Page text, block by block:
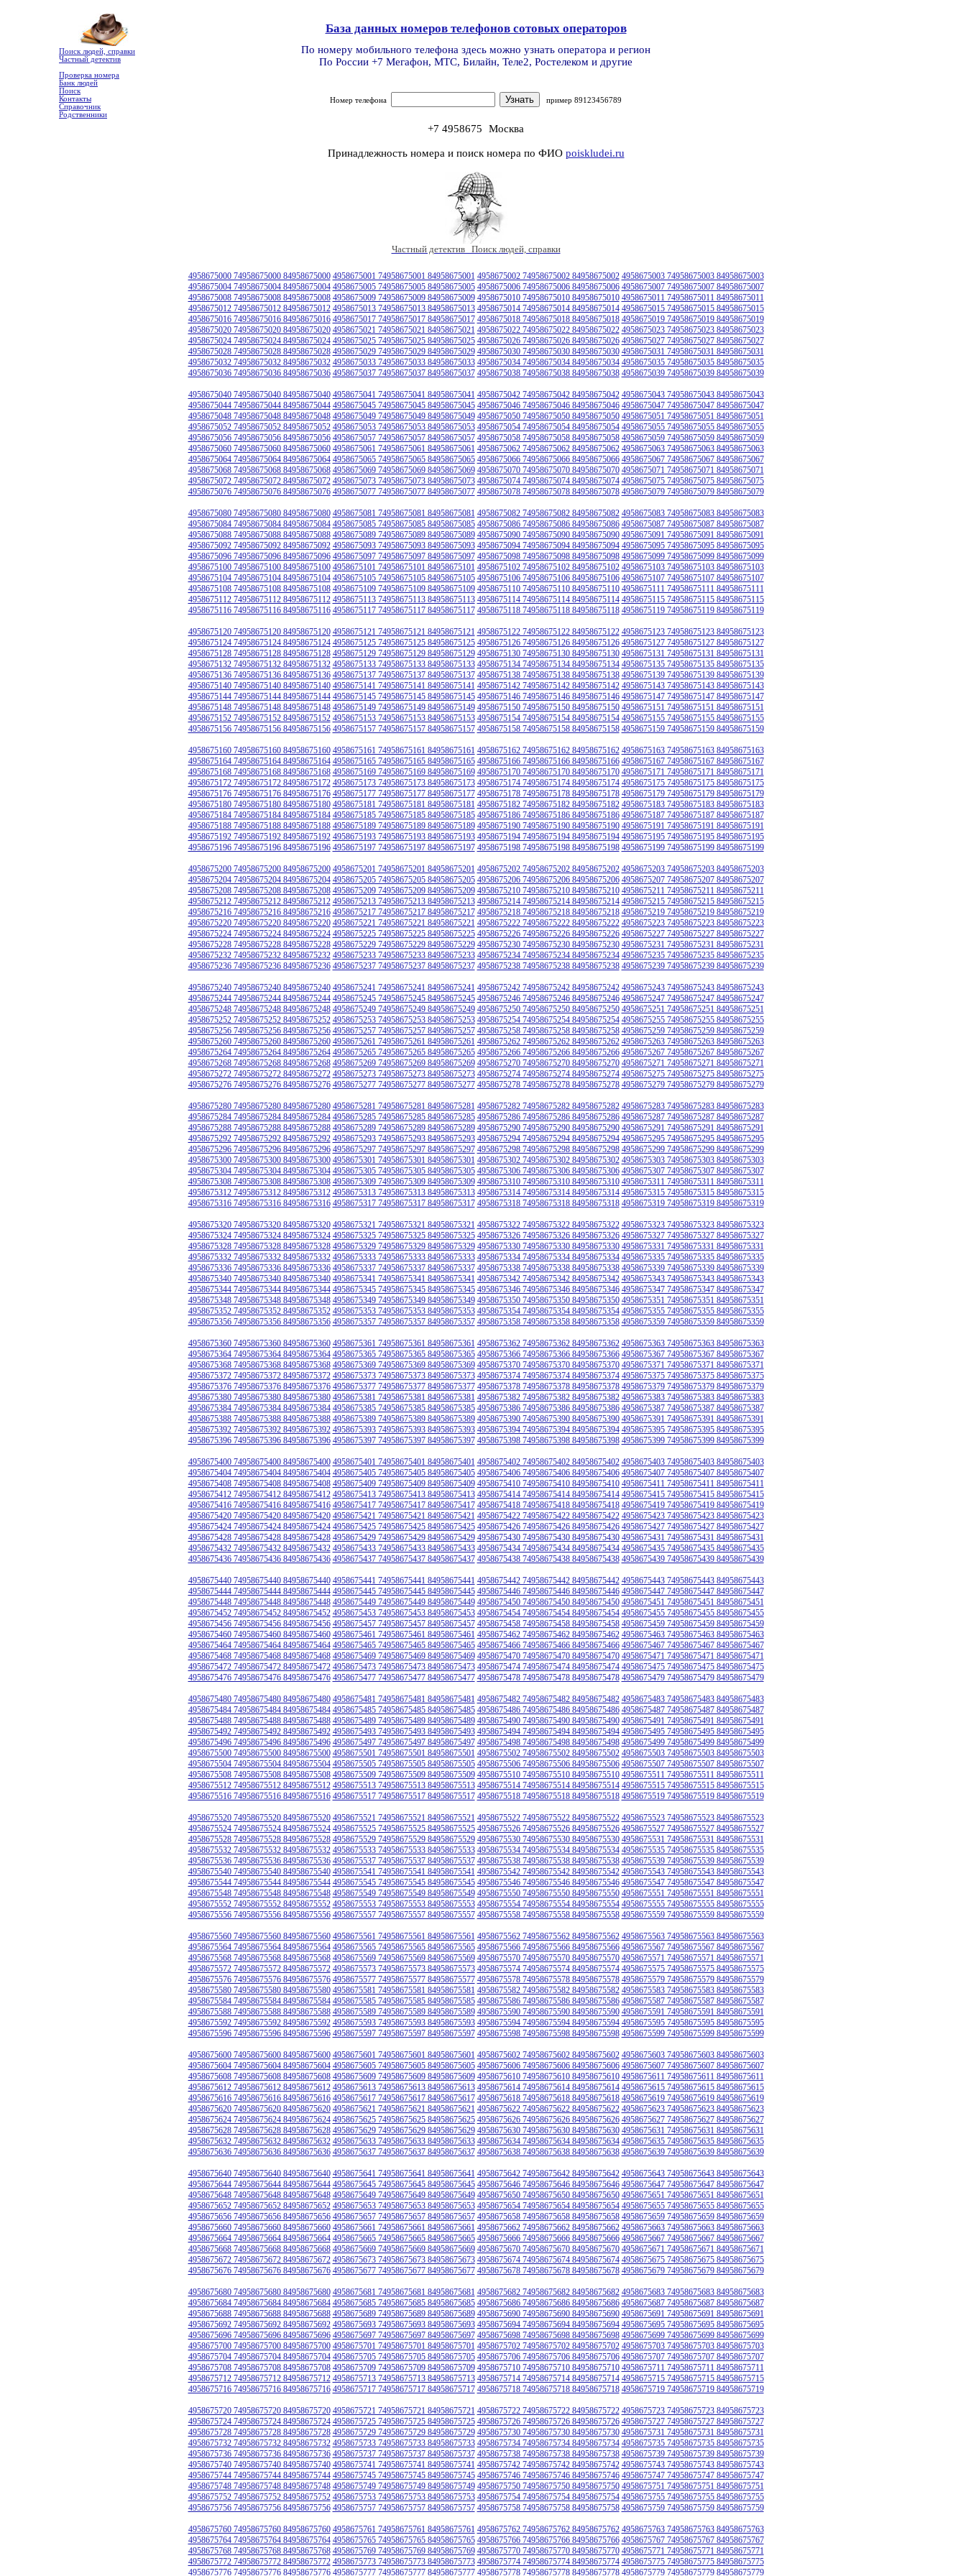
Поиск людей, справки
Частный детектив
Проверка номера
Банк людей
Поиск
Контакты
Справочник
Родственники
База данных номеров телефонов сотовых операторов
По номеру мобильного телефона здесь можно узнать оператора и регион
По России +7 Мегафон, МТС, Билайн, Теле2, Ростелеком и другие
Номер телефона пример 89123456789
+7 4958675 Москва
Принадлежность номера и поиск номера по ФИО poiskludei.ru
Частный детектив Поиск людей, справки
4958675000 74958675000 84958675000 4958675001 74958675001 84958675001 4958675002 74958675002 84958675002 4958675003 74958675003 84958675003
4958675004 74958675004 84958675004 4958675005 74958675005 84958675005 4958675006 74958675006 84958675006 4958675007 74958675007 84958675007
4958675008 74958675008 84958675008 4958675009 74958675009 84958675009 4958675010 74958675010 84958675010 4958675011 74958675011 84958675011
4958675012 74958675012 84958675012 4958675013 74958675013 84958675013 4958675014 74958675014 84958675014 4958675015 74958675015 84958675015
4958675016 74958675016 84958675016 4958675017 74958675017 84958675017 4958675018 74958675018 84958675018 4958675019 74958675019 84958675019
4958675020 74958675020 84958675020 4958675021 74958675021 84958675021 4958675022 74958675022 84958675022 4958675023 74958675023 84958675023
4958675024 74958675024 84958675024 4958675025 74958675025 84958675025 4958675026 74958675026 84958675026 4958675027 74958675027 84958675027
4958675028 74958675028 84958675028 4958675029 74958675029 84958675029 4958675030 74958675030 84958675030 4958675031 74958675031 84958675031
4958675032 74958675032 84958675032 4958675033 74958675033 84958675033 4958675034 74958675034 84958675034 4958675035 74958675035 84958675035
4958675036 74958675036 84958675036 4958675037 74958675037 84958675037 4958675038 74958675038 84958675038 4958675039 74958675039 84958675039
4958675040 74958675040 84958675040 4958675041 74958675041 84958675041 4958675042 74958675042 84958675042 4958675043 74958675043 84958675043
4958675044 74958675044 84958675044 4958675045 74958675045 84958675045 4958675046 74958675046 84958675046 4958675047 74958675047 84958675047
4958675048 74958675048 84958675048 4958675049 74958675049 84958675049 4958675050 74958675050 84958675050 4958675051 74958675051 84958675051
4958675052 74958675052 84958675052 4958675053 74958675053 84958675053 4958675054 74958675054 84958675054 4958675055 74958675055 84958675055
4958675056 74958675056 84958675056 4958675057 74958675057 84958675057 4958675058 74958675058 84958675058 4958675059 74958675059 84958675059
4958675060 74958675060 84958675060 4958675061 74958675061 84958675061 4958675062 74958675062 84958675062 4958675063 74958675063 84958675063
4958675064 74958675064 84958675064 4958675065 74958675065 84958675065 4958675066 74958675066 84958675066 4958675067 74958675067 84958675067
4958675068 74958675068 84958675068 4958675069 74958675069 84958675069 4958675070 74958675070 84958675070 4958675071 74958675071 84958675071
4958675072 74958675072 84958675072 4958675073 74958675073 84958675073 4958675074 74958675074 84958675074 4958675075 74958675075 84958675075
4958675076 74958675076 84958675076 4958675077 74958675077 84958675077 4958675078 74958675078 84958675078 4958675079 74958675079 84958675079
4958675080 74958675080 84958675080 4958675081 74958675081 84958675081 4958675082 74958675082 84958675082 4958675083 74958675083 84958675083
4958675084 74958675084 84958675084 4958675085 74958675085 84958675085 4958675086 74958675086 84958675086 4958675087 74958675087 84958675087
4958675088 74958675088 84958675088 4958675089 74958675089 84958675089 4958675090 74958675090 84958675090 4958675091 74958675091 84958675091
4958675092 74958675092 84958675092 4958675093 74958675093 84958675093 4958675094 74958675094 84958675094 4958675095 74958675095 84958675095
4958675096 74958675096 84958675096 4958675097 74958675097 84958675097 4958675098 74958675098 84958675098 4958675099 74958675099 84958675099
4958675100 74958675100 84958675100 4958675101 74958675101 84958675101 4958675102 74958675102 84958675102 4958675103 74958675103 84958675103
4958675104 74958675104 84958675104 4958675105 74958675105 84958675105 4958675106 74958675106 84958675106 4958675107 74958675107 84958675107
4958675108 74958675108 84958675108 4958675109 74958675109 84958675109 4958675110 74958675110 84958675110 4958675111 74958675111 84958675111
4958675112 74958675112 84958675112 4958675113 74958675113 84958675113 4958675114 74958675114 84958675114 4958675115 74958675115 84958675115
4958675116 74958675116 84958675116 4958675117 74958675117 84958675117 4958675118 74958675118 84958675118 4958675119 74958675119 84958675119
4958675120 74958675120 84958675120 4958675121 74958675121 84958675121 4958675122 74958675122 84958675122 4958675123 74958675123 84958675123
4958675124 74958675124 84958675124 4958675125 74958675125 84958675125 4958675126 74958675126 84958675126 4958675127 74958675127 84958675127
4958675128 74958675128 84958675128 4958675129 74958675129 84958675129 4958675130 74958675130 84958675130 4958675131 74958675131 84958675131
4958675132 74958675132 84958675132 4958675133 74958675133 84958675133 4958675134 74958675134 84958675134 4958675135 74958675135 84958675135
4958675136 74958675136 84958675136 4958675137 74958675137 84958675137 4958675138 74958675138 84958675138 4958675139 74958675139 84958675139
4958675140 74958675140 84958675140 4958675141 74958675141 84958675141 4958675142 74958675142 84958675142 4958675143 74958675143 84958675143
4958675144 74958675144 84958675144 4958675145 74958675145 84958675145 4958675146 74958675146 84958675146 4958675147 74958675147 84958675147
4958675148 74958675148 84958675148 4958675149 74958675149 84958675149 4958675150 74958675150 84958675150 4958675151 74958675151 84958675151
4958675152 74958675152 84958675152 4958675153 74958675153 84958675153 4958675154 74958675154 84958675154 4958675155 74958675155 84958675155
4958675156 74958675156 84958675156 4958675157 74958675157 84958675157 4958675158 74958675158 84958675158 4958675159 74958675159 84958675159
4958675160 74958675160 84958675160 4958675161 74958675161 84958675161 4958675162 74958675162 84958675162 4958675163 74958675163 84958675163
4958675164 74958675164 84958675164 4958675165 74958675165 84958675165 4958675166 74958675166 84958675166 4958675167 74958675167 84958675167
4958675168 74958675168 84958675168 4958675169 74958675169 84958675169 4958675170 74958675170 84958675170 4958675171 74958675171 84958675171
4958675172 74958675172 84958675172 4958675173 74958675173 84958675173 4958675174 74958675174 84958675174 4958675175 74958675175 84958675175
4958675176 74958675176 84958675176 4958675177 74958675177 84958675177 4958675178 74958675178 84958675178 4958675179 74958675179 84958675179
4958675180 74958675180 84958675180 4958675181 74958675181 84958675181 4958675182 74958675182 84958675182 4958675183 74958675183 84958675183
4958675184 74958675184 84958675184 4958675185 74958675185 84958675185 4958675186 74958675186 84958675186 4958675187 74958675187 84958675187
4958675188 74958675188 84958675188 4958675189 74958675189 84958675189 4958675190 74958675190 84958675190 4958675191 74958675191 84958675191
4958675192 74958675192 84958675192 4958675193 74958675193 84958675193 4958675194 74958675194 84958675194 4958675195 74958675195 84958675195
4958675196 74958675196 84958675196 4958675197 74958675197 84958675197 4958675198 74958675198 84958675198 4958675199 74958675199 84958675199
4958675200 74958675200 84958675200 4958675201 74958675201 84958675201 4958675202 74958675202 84958675202 4958675203 74958675203 84958675203
4958675204 74958675204 84958675204 4958675205 74958675205 84958675205 4958675206 74958675206 84958675206 4958675207 74958675207 84958675207
4958675208 74958675208 84958675208 4958675209 74958675209 84958675209 4958675210 74958675210 84958675210 4958675211 74958675211 84958675211
4958675212 74958675212 84958675212 4958675213 74958675213 84958675213 4958675214 74958675214 84958675214 4958675215 74958675215 84958675215
4958675216 74958675216 84958675216 4958675217 74958675217 84958675217 4958675218 74958675218 84958675218 4958675219 74958675219 84958675219
4958675220 74958675220 84958675220 4958675221 74958675221 84958675221 4958675222 74958675222 84958675222 4958675223 74958675223 84958675223
4958675224 74958675224 84958675224 4958675225 74958675225 84958675225 4958675226 74958675226 84958675226 4958675227 74958675227 84958675227
4958675228 74958675228 84958675228 4958675229 74958675229 84958675229 4958675230 74958675230 84958675230 4958675231 74958675231 84958675231
4958675232 74958675232 84958675232 4958675233 74958675233 84958675233 4958675234 74958675234 84958675234 4958675235 74958675235 84958675235
4958675236 74958675236 84958675236 4958675237 74958675237 84958675237 4958675238 74958675238 84958675238 4958675239 74958675239 84958675239
4958675240 74958675240 84958675240 4958675241 74958675241 84958675241 4958675242 74958675242 84958675242 4958675243 74958675243 84958675243
4958675244 74958675244 84958675244 4958675245 74958675245 84958675245 4958675246 74958675246 84958675246 4958675247 74958675247 84958675247
4958675248 74958675248 84958675248 4958675249 74958675249 84958675249 4958675250 74958675250 84958675250 4958675251 74958675251 84958675251
4958675252 74958675252 84958675252 4958675253 74958675253 84958675253 4958675254 74958675254 84958675254 4958675255 74958675255 84958675255
4958675256 74958675256 84958675256 4958675257 74958675257 84958675257 4958675258 74958675258 84958675258 4958675259 74958675259 84958675259
4958675260 74958675260 84958675260 4958675261 74958675261 84958675261 4958675262 74958675262 84958675262 4958675263 74958675263 84958675263
4958675264 74958675264 84958675264 4958675265 74958675265 84958675265 4958675266 74958675266 84958675266 4958675267 74958675267 84958675267
4958675268 74958675268 84958675268 4958675269 74958675269 84958675269 4958675270 74958675270 84958675270 4958675271 74958675271 84958675271
4958675272 74958675272 84958675272 4958675273 74958675273 84958675273 4958675274 74958675274 84958675274 4958675275 74958675275 84958675275
4958675276 74958675276 84958675276 4958675277 74958675277 84958675277 4958675278 74958675278 84958675278 4958675279 74958675279 84958675279
4958675280 74958675280 84958675280 4958675281 74958675281 84958675281 4958675282 74958675282 84958675282 4958675283 74958675283 84958675283
4958675284 74958675284 84958675284 4958675285 74958675285 84958675285 4958675286 74958675286 84958675286 4958675287 74958675287 84958675287
4958675288 74958675288 84958675288 4958675289 74958675289 84958675289 4958675290 74958675290 84958675290 4958675291 74958675291 84958675291
4958675292 74958675292 84958675292 4958675293 74958675293 84958675293 4958675294 74958675294 84958675294 4958675295 74958675295 84958675295
4958675296 74958675296 84958675296 4958675297 74958675297 84958675297 4958675298 74958675298 84958675298 4958675299 74958675299 84958675299
4958675300 74958675300 84958675300 4958675301 74958675301 84958675301 4958675302 74958675302 84958675302 4958675303 74958675303 84958675303
4958675304 74958675304 84958675304 4958675305 74958675305 84958675305 4958675306 74958675306 84958675306 4958675307 74958675307 84958675307
4958675308 74958675308 84958675308 4958675309 74958675309 84958675309 4958675310 74958675310 84958675310 4958675311 74958675311 84958675311
4958675312 74958675312 84958675312 4958675313 74958675313 84958675313 4958675314 74958675314 84958675314 4958675315 74958675315 84958675315
4958675316 74958675316 84958675316 4958675317 74958675317 84958675317 4958675318 74958675318 84958675318 4958675319 74958675319 84958675319
4958675320 74958675320 84958675320 4958675321 74958675321 84958675321 4958675322 74958675322 84958675322 4958675323 74958675323 84958675323
4958675324 74958675324 84958675324 4958675325 74958675325 84958675325 4958675326 74958675326 84958675326 4958675327 74958675327 84958675327
4958675328 74958675328 84958675328 4958675329 74958675329 84958675329 4958675330 74958675330 84958675330 4958675331 74958675331 84958675331
4958675332 74958675332 84958675332 4958675333 74958675333 84958675333 4958675334 74958675334 84958675334 4958675335 74958675335 84958675335
4958675336 74958675336 84958675336 4958675337 74958675337 84958675337 4958675338 74958675338 84958675338 4958675339 74958675339 84958675339
4958675340 74958675340 84958675340 4958675341 74958675341 84958675341 4958675342 74958675342 84958675342 4958675343 74958675343 84958675343
4958675344 74958675344 84958675344 4958675345 74958675345 84958675345 4958675346 74958675346 84958675346 4958675347 74958675347 84958675347
4958675348 74958675348 84958675348 4958675349 74958675349 84958675349 4958675350 74958675350 84958675350 4958675351 74958675351 84958675351
4958675352 74958675352 84958675352 4958675353 74958675353 84958675353 4958675354 74958675354 84958675354 4958675355 74958675355 84958675355
4958675356 74958675356 84958675356 4958675357 74958675357 84958675357 4958675358 74958675358 84958675358 4958675359 74958675359 84958675359
4958675360 74958675360 84958675360 4958675361 74958675361 84958675361 4958675362 74958675362 84958675362 4958675363 74958675363 84958675363
4958675364 74958675364 84958675364 4958675365 74958675365 84958675365 4958675366 74958675366 84958675366 4958675367 74958675367 84958675367
4958675368 74958675368 84958675368 4958675369 74958675369 84958675369 4958675370 74958675370 84958675370 4958675371 74958675371 84958675371
4958675372 74958675372 84958675372 4958675373 74958675373 84958675373 4958675374 74958675374 84958675374 4958675375 74958675375 84958675375
4958675376 74958675376 84958675376 4958675377 74958675377 84958675377 4958675378 74958675378 84958675378 4958675379 74958675379 84958675379
4958675380 74958675380 84958675380 4958675381 74958675381 84958675381 4958675382 74958675382 84958675382 4958675383 74958675383 84958675383
4958675384 74958675384 84958675384 4958675385 74958675385 84958675385 4958675386 74958675386 84958675386 4958675387 74958675387 84958675387
4958675388 74958675388 84958675388 4958675389 74958675389 84958675389 4958675390 74958675390 84958675390 4958675391 74958675391 84958675391
4958675392 74958675392 84958675392 4958675393 74958675393 84958675393 4958675394 74958675394 84958675394 4958675395 74958675395 84958675395
4958675396 74958675396 84958675396 4958675397 74958675397 84958675397 4958675398 74958675398 84958675398 4958675399 74958675399 84958675399
4958675400 74958675400 84958675400 4958675401 74958675401 84958675401 4958675402 74958675402 84958675402 4958675403 74958675403 84958675403
4958675404 74958675404 84958675404 4958675405 74958675405 84958675405 4958675406 74958675406 84958675406 4958675407 74958675407 84958675407
4958675408 74958675408 84958675408 4958675409 74958675409 84958675409 4958675410 74958675410 84958675410 4958675411 74958675411 84958675411
4958675412 74958675412 84958675412 4958675413 74958675413 84958675413 4958675414 74958675414 84958675414 4958675415 74958675415 84958675415
4958675416 74958675416 84958675416 4958675417 74958675417 84958675417 4958675418 74958675418 84958675418 4958675419 74958675419 84958675419
4958675420 74958675420 84958675420 4958675421 74958675421 84958675421 4958675422 74958675422 84958675422 4958675423 74958675423 84958675423
4958675424 74958675424 84958675424 4958675425 74958675425 84958675425 4958675426 74958675426 84958675426 4958675427 74958675427 84958675427
4958675428 74958675428 84958675428 4958675429 74958675429 84958675429 4958675430 74958675430 84958675430 4958675431 74958675431 84958675431
4958675432 74958675432 84958675432 4958675433 74958675433 84958675433 4958675434 74958675434 84958675434 4958675435 74958675435 84958675435
4958675436 74958675436 84958675436 4958675437 74958675437 84958675437 4958675438 74958675438 84958675438 4958675439 74958675439 84958675439
4958675440 74958675440 84958675440 4958675441 74958675441 84958675441 4958675442 74958675442 84958675442 4958675443 74958675443 84958675443
4958675444 74958675444 84958675444 4958675445 74958675445 84958675445 4958675446 74958675446 84958675446 4958675447 74958675447 84958675447
4958675448 74958675448 84958675448 4958675449 74958675449 84958675449 4958675450 74958675450 84958675450 4958675451 74958675451 84958675451
4958675452 74958675452 84958675452 4958675453 74958675453 84958675453 4958675454 74958675454 84958675454 4958675455 74958675455 84958675455
4958675456 74958675456 84958675456 4958675457 74958675457 84958675457 4958675458 74958675458 84958675458 4958675459 74958675459 84958675459
4958675460 74958675460 84958675460 4958675461 74958675461 84958675461 4958675462 74958675462 84958675462 4958675463 74958675463 84958675463
4958675464 74958675464 84958675464 4958675465 74958675465 84958675465 4958675466 74958675466 84958675466 4958675467 74958675467 84958675467
4958675468 74958675468 84958675468 4958675469 74958675469 84958675469 4958675470 74958675470 84958675470 4958675471 74958675471 84958675471
4958675472 74958675472 84958675472 4958675473 74958675473 84958675473 4958675474 74958675474 84958675474 4958675475 74958675475 84958675475
4958675476 74958675476 84958675476 4958675477 74958675477 84958675477 4958675478 74958675478 84958675478 4958675479 74958675479 84958675479
4958675480 74958675480 84958675480 4958675481 74958675481 84958675481 4958675482 74958675482 84958675482 4958675483 74958675483 84958675483
4958675484 74958675484 84958675484 4958675485 74958675485 84958675485 4958675486 74958675486 84958675486 4958675487 74958675487 84958675487
4958675488 74958675488 84958675488 4958675489 74958675489 84958675489 4958675490 74958675490 84958675490 4958675491 74958675491 84958675491
4958675492 74958675492 84958675492 4958675493 74958675493 84958675493 4958675494 74958675494 84958675494 4958675495 74958675495 84958675495
4958675496 74958675496 84958675496 4958675497 74958675497 84958675497 4958675498 74958675498 84958675498 4958675499 74958675499 84958675499
4958675500 74958675500 84958675500 4958675501 74958675501 84958675501 4958675502 74958675502 84958675502 4958675503 74958675503 84958675503
4958675504 74958675504 84958675504 4958675505 74958675505 84958675505 4958675506 74958675506 84958675506 4958675507 74958675507 84958675507
4958675508 74958675508 84958675508 4958675509 74958675509 84958675509 4958675510 74958675510 84958675510 4958675511 74958675511 84958675511
4958675512 74958675512 84958675512 4958675513 74958675513 84958675513 4958675514 74958675514 84958675514 4958675515 74958675515 84958675515
4958675516 74958675516 84958675516 4958675517 74958675517 84958675517 4958675518 74958675518 84958675518 4958675519 74958675519 84958675519
4958675520 74958675520 84958675520 4958675521 74958675521 84958675521 4958675522 74958675522 84958675522 4958675523 74958675523 84958675523
4958675524 74958675524 84958675524 4958675525 74958675525 84958675525 4958675526 74958675526 84958675526 4958675527 74958675527 84958675527
4958675528 74958675528 84958675528 4958675529 74958675529 84958675529 4958675530 74958675530 84958675530 4958675531 74958675531 84958675531
4958675532 74958675532 84958675532 4958675533 74958675533 84958675533 4958675534 74958675534 84958675534 4958675535 74958675535 84958675535
4958675536 74958675536 84958675536 4958675537 74958675537 84958675537 4958675538 74958675538 84958675538 4958675539 74958675539 84958675539
4958675540 74958675540 84958675540 4958675541 74958675541 84958675541 4958675542 74958675542 84958675542 4958675543 74958675543 84958675543
4958675544 74958675544 84958675544 4958675545 74958675545 84958675545 4958675546 74958675546 84958675546 4958675547 74958675547 84958675547
4958675548 74958675548 84958675548 4958675549 74958675549 84958675549 4958675550 74958675550 84958675550 4958675551 74958675551 84958675551
4958675552 74958675552 84958675552 4958675553 74958675553 84958675553 4958675554 74958675554 84958675554 4958675555 74958675555 84958675555
4958675556 74958675556 84958675556 4958675557 74958675557 84958675557 4958675558 74958675558 84958675558 4958675559 74958675559 84958675559
4958675560 74958675560 84958675560 4958675561 74958675561 84958675561 4958675562 74958675562 84958675562 4958675563 74958675563 84958675563
4958675564 74958675564 84958675564 4958675565 74958675565 84958675565 4958675566 74958675566 84958675566 4958675567 74958675567 84958675567
4958675568 74958675568 84958675568 4958675569 74958675569 84958675569 4958675570 74958675570 84958675570 4958675571 74958675571 84958675571
4958675572 74958675572 84958675572 4958675573 74958675573 84958675573 4958675574 74958675574 84958675574 4958675575 74958675575 84958675575
4958675576 74958675576 84958675576 4958675577 74958675577 84958675577 4958675578 74958675578 84958675578 4958675579 74958675579 84958675579
4958675580 74958675580 84958675580 4958675581 74958675581 84958675581 4958675582 74958675582 84958675582 4958675583 74958675583 84958675583
4958675584 74958675584 84958675584 4958675585 74958675585 84958675585 4958675586 74958675586 84958675586 4958675587 74958675587 84958675587
4958675588 74958675588 84958675588 4958675589 74958675589 84958675589 4958675590 74958675590 84958675590 4958675591 74958675591 84958675591
4958675592 74958675592 84958675592 4958675593 74958675593 84958675593 4958675594 74958675594 84958675594 4958675595 74958675595 84958675595
4958675596 74958675596 84958675596 4958675597 74958675597 84958675597 4958675598 74958675598 84958675598 4958675599 74958675599 84958675599
4958675600 74958675600 84958675600 4958675601 74958675601 84958675601 4958675602 74958675602 84958675602 4958675603 74958675603 84958675603
4958675604 74958675604 84958675604 4958675605 74958675605 84958675605 4958675606 74958675606 84958675606 4958675607 74958675607 84958675607
4958675608 74958675608 84958675608 4958675609 74958675609 84958675609 4958675610 74958675610 84958675610 4958675611 74958675611 84958675611
4958675612 74958675612 84958675612 4958675613 74958675613 84958675613 4958675614 74958675614 84958675614 4958675615 74958675615 84958675615
4958675616 74958675616 84958675616 4958675617 74958675617 84958675617 4958675618 74958675618 84958675618 4958675619 74958675619 84958675619
4958675620 74958675620 84958675620 4958675621 74958675621 84958675621 4958675622 74958675622 84958675622 4958675623 74958675623 84958675623
4958675624 74958675624 84958675624 4958675625 74958675625 84958675625 4958675626 74958675626 84958675626 4958675627 74958675627 84958675627
4958675628 74958675628 84958675628 4958675629 74958675629 84958675629 4958675630 74958675630 84958675630 4958675631 74958675631 84958675631
4958675632 74958675632 84958675632 4958675633 74958675633 84958675633 4958675634 74958675634 84958675634 4958675635 74958675635 84958675635
4958675636 74958675636 84958675636 4958675637 74958675637 84958675637 4958675638 74958675638 84958675638 4958675639 74958675639 84958675639
4958675640 74958675640 84958675640 4958675641 74958675641 84958675641 4958675642 74958675642 84958675642 4958675643 74958675643 84958675643
4958675644 74958675644 84958675644 4958675645 74958675645 84958675645 4958675646 74958675646 84958675646 4958675647 74958675647 84958675647
4958675648 74958675648 84958675648 4958675649 74958675649 84958675649 4958675650 74958675650 84958675650 4958675651 74958675651 84958675651
4958675652 74958675652 84958675652 4958675653 74958675653 84958675653 4958675654 74958675654 84958675654 4958675655 74958675655 84958675655
4958675656 74958675656 84958675656 4958675657 74958675657 84958675657 4958675658 74958675658 84958675658 4958675659 74958675659 84958675659
4958675660 74958675660 84958675660 4958675661 74958675661 84958675661 4958675662 74958675662 84958675662 4958675663 74958675663 84958675663
4958675664 74958675664 84958675664 4958675665 74958675665 84958675665 4958675666 74958675666 84958675666 4958675667 74958675667 84958675667
4958675668 74958675668 84958675668 4958675669 74958675669 84958675669 4958675670 74958675670 84958675670 4958675671 74958675671 84958675671
4958675672 74958675672 84958675672 4958675673 74958675673 84958675673 4958675674 74958675674 84958675674 4958675675 74958675675 84958675675
4958675676 74958675676 84958675676 4958675677 74958675677 84958675677 4958675678 74958675678 84958675678 4958675679 74958675679 84958675679
4958675680 74958675680 84958675680 4958675681 74958675681 84958675681 4958675682 74958675682 84958675682 4958675683 74958675683 84958675683
4958675684 74958675684 84958675684 4958675685 74958675685 84958675685 4958675686 74958675686 84958675686 4958675687 74958675687 84958675687
4958675688 74958675688 84958675688 4958675689 74958675689 84958675689 4958675690 74958675690 84958675690 4958675691 74958675691 84958675691
4958675692 74958675692 84958675692 4958675693 74958675693 84958675693 4958675694 74958675694 84958675694 4958675695 74958675695 84958675695
4958675696 74958675696 84958675696 4958675697 74958675697 84958675697 4958675698 74958675698 84958675698 4958675699 74958675699 84958675699
4958675700 74958675700 84958675700 4958675701 74958675701 84958675701 4958675702 74958675702 84958675702 4958675703 74958675703 84958675703
4958675704 74958675704 84958675704 4958675705 74958675705 84958675705 4958675706 74958675706 84958675706 4958675707 74958675707 84958675707
4958675708 74958675708 84958675708 4958675709 74958675709 84958675709 4958675710 74958675710 84958675710 4958675711 74958675711 84958675711
4958675712 74958675712 84958675712 4958675713 74958675713 84958675713 4958675714 74958675714 84958675714 4958675715 74958675715 84958675715
4958675716 74958675716 84958675716 4958675717 74958675717 84958675717 4958675718 74958675718 84958675718 4958675719 74958675719 84958675719
4958675720 74958675720 84958675720 4958675721 74958675721 84958675721 4958675722 74958675722 84958675722 4958675723 74958675723 84958675723
4958675724 74958675724 84958675724 4958675725 74958675725 84958675725 4958675726 74958675726 84958675726 4958675727 74958675727 84958675727
4958675728 74958675728 84958675728 4958675729 74958675729 84958675729 4958675730 74958675730 84958675730 4958675731 74958675731 84958675731
4958675732 74958675732 84958675732 4958675733 74958675733 84958675733 4958675734 74958675734 84958675734 4958675735 74958675735 84958675735
4958675736 74958675736 84958675736 4958675737 74958675737 84958675737 4958675738 74958675738 84958675738 4958675739 74958675739 84958675739
4958675740 74958675740 84958675740 4958675741 74958675741 84958675741 4958675742 74958675742 84958675742 4958675743 74958675743 84958675743
4958675744 74958675744 84958675744 4958675745 74958675745 84958675745 4958675746 74958675746 84958675746 4958675747 74958675747 84958675747
4958675748 74958675748 84958675748 4958675749 74958675749 84958675749 4958675750 74958675750 84958675750 4958675751 74958675751 84958675751
4958675752 74958675752 84958675752 4958675753 74958675753 84958675753 4958675754 74958675754 84958675754 4958675755 74958675755 84958675755
4958675756 74958675756 84958675756 4958675757 74958675757 84958675757 4958675758 74958675758 84958675758 4958675759 74958675759 84958675759
4958675760 74958675760 84958675760 4958675761 74958675761 84958675761 4958675762 74958675762 84958675762 4958675763 74958675763 84958675763
4958675764 74958675764 84958675764 4958675765 74958675765 84958675765 4958675766 74958675766 84958675766 4958675767 74958675767 84958675767
4958675768 74958675768 84958675768 4958675769 74958675769 84958675769 4958675770 74958675770 84958675770 4958675771 74958675771 84958675771
4958675772 74958675772 84958675772 4958675773 74958675773 84958675773 4958675774 74958675774 84958675774 4958675775 74958675775 84958675775
4958675776 74958675776 84958675776 4958675777 74958675777 84958675777 4958675778 74958675778 84958675778 4958675779 74958675779 84958675779